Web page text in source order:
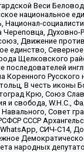
Веси
национальное
Духовно-
Движение
единство,
Щелковского
последователей
Коренного
В честь иконы
Крю, Союз
и свобода, W.H.С.,
Совет
СССР
СИЧ-С14,
народных